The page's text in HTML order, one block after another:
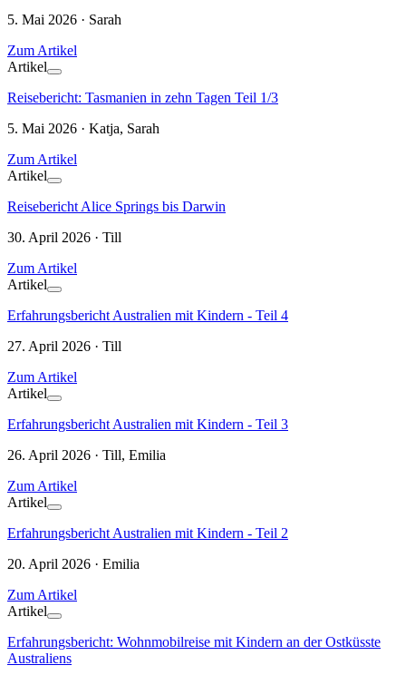
5. Mai 2026 · Sarah
Zum Artikel
Artikel
Reisebericht: Tasmanien in zehn Tagen Teil 1/3
5. Mai 2026 · Katja, Sarah
Zum Artikel
Artikel
Reisebericht Alice Springs bis Darwin
30. April 2026 · Till
Zum Artikel
Artikel
Erfahrungsbericht Australien mit Kindern - Teil 4
27. April 2026 · Till
Zum Artikel
Artikel
Erfahrungsbericht Australien mit Kindern - Teil 3
26. April 2026 · Till, Emilia
Zum Artikel
Artikel
Erfahrungsbericht Australien mit Kindern - Teil 2
20. April 2026 · Emilia
Zum Artikel
Artikel
Erfahrungsbericht: Wohnmobilreise mit Kindern an der Ostküsste
Australiens